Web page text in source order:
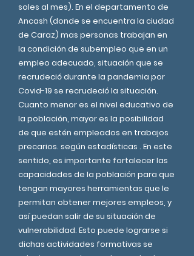
soles al mes). En el departamento de
Ancash (donde se encuentra la ciudad
de Caraz) mas personas trabajan en
la condición de subempleo que en un
empleo adecuado, situación que se
recrudeció durante la pandemia por
Covid-19 se recrudeció la situación.
Cuanto menor es el nivel educativo de
la población, mayor es la posibilidad
de que estén empleados en trabajos
precarios. según estadísticas . En este
sentido, es importante fortalecer las
capacidades de la población para que
tengan mayores herramientas que le
permitan obtener mejores empleos, y
así puedan salir de su situación de
vulnerabilidad. Esto puede lograrse si
dichas actividades formativas se